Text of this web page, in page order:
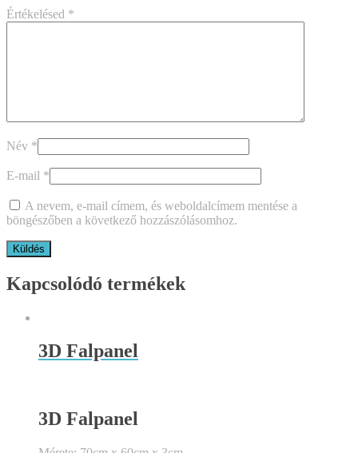
Értékelésed *
Név *
E-mail *
A nevem, e-mail címem, és weboldalcímem mentése a
böngészőben a következő hozzászólásomhoz.
Kapcsolódó termékek
3D Falpanel
3D Falpanel